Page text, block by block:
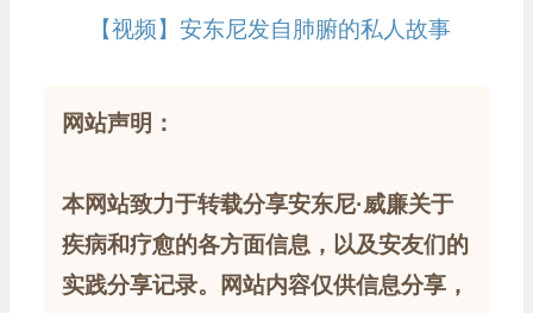
【视频】安东尼发自肺腑的私人故事
网站声明：
本网站致力于转载分享安东尼·威廉关于
疾病和疗愈的各方面信息，以及安友们的
实践分享记录。网站内容仅供信息分享，